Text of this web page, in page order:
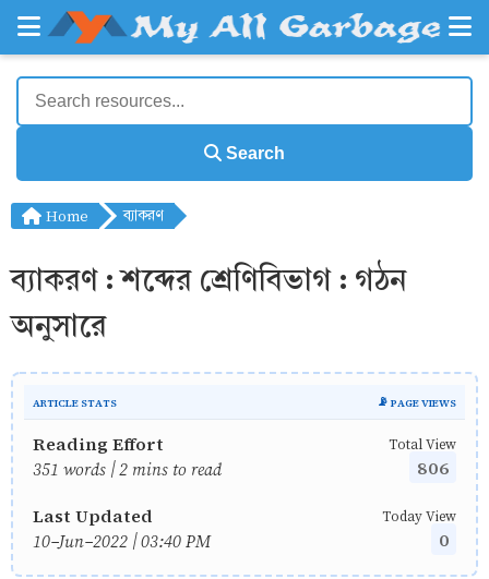
Search
Home ব্যাকরণ
ব্যাকরণ : শব্দের শ্রেণিবিভাগ : গঠন
অনুসারে
ARTICLE STATS 📡 PAGE VIEWS
Reading Effort
351 words | 2 mins to read
Total View
806
Last Updated
10-Jun-2022 | 03:40 PM
Today View
0